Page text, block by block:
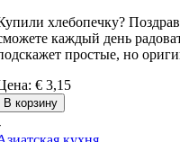
хлебопечку?
каждый день
простые, но
: € 3,15